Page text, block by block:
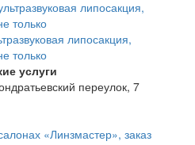
липосакция,
только
услуги
переулок, 7